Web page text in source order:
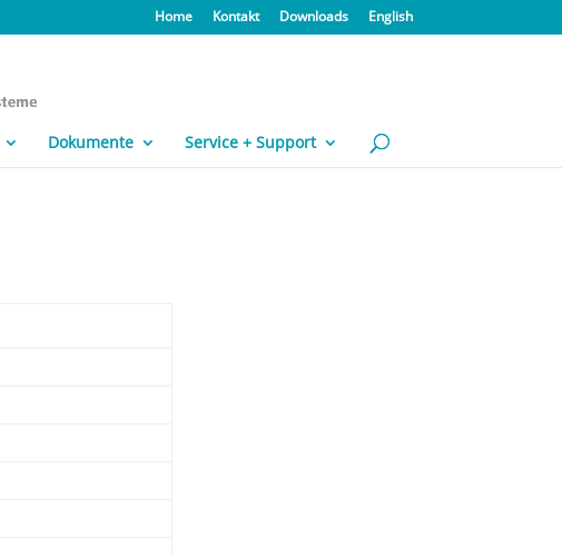
Home Kontakt Downloads English
Dokumente Service + Support